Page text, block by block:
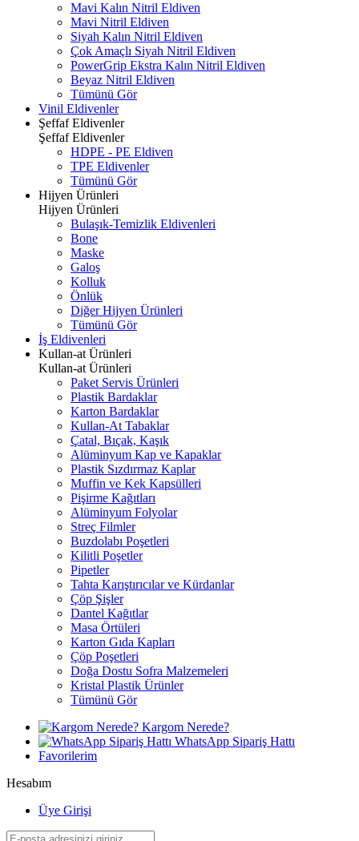
Mavi Kalın Nitril Eldiven
Mavi Nitril Eldiven
Siyah Kalın Nitril Eldiven
Çok Amaçlı Siyah Nitril Eldiven
PowerGrip Ekstra Kalın Nitril Eldiven
Beyaz Nitril Eldiven
Tümünü Gör
Vinil Eldivenler
Şeffaf Eldivenler
Şeffaf Eldivenler
HDPE - PE Eldiven
TPE Eldivenler
Tümünü Gör
Hijyen Ürünleri
Hijyen Ürünleri
Bulaşık-Temizlik Eldivenleri
Bone
Maske
Galoş
Kolluk
Önlük
Diğer Hijyen Ürünleri
Tümünü Gör
İş Eldivenleri
Kullan-at Ürünleri
Kullan-at Ürünleri
Paket Servis Ürünleri
Plastik Bardaklar
Karton Bardaklar
Kullan-At Tabaklar
Çatal, Bıçak, Kaşık
Alüminyum Kap ve Kapaklar
Plastik Sızdırmaz Kaplar
Muffin ve Kek Kapsülleri
Pişirme Kağıtları
Alüminyum Folyolar
Streç Filmler
Buzdolabı Poşetleri
Kilitli Poşetler
Pipetler
Tahta Karıştırıcılar ve Kürdanlar
Çöp Şişler
Dantel Kağıtlar
Masa Örtüleri
Karton Gıda Kapları
Çöp Poşetleri
Doğa Dostu Sofra Malzemeleri
Kristal Plastik Ürünler
Tümünü Gör
Kargom Nerede?
WhatsApp Sipariş Hattı
Favorilerim
Hesabım
Üye Girişi